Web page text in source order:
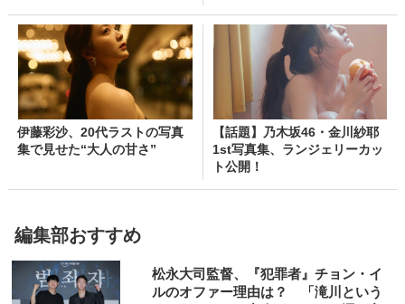
伊藤彩沙、20代ラストの写真
集で見せた“大人の甘さ”
【話題】乃木坂46・金川紗耶
1st写真集、ランジェリーカッ
ト公開！
編集部おすすめ
松永大司監督、『犯罪者』チョン・イ
ルのオファー理由は？ 「滝川という